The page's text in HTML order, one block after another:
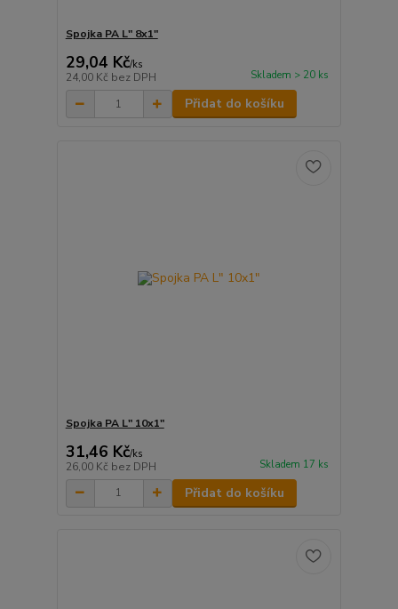
Spojka PA L" 8x1"
29,04 Kč/ks
24,00 Kč bez DPH Skladem > 20 ks
Přidat do košíku
Spojka PA L" 10x1"
31,46 Kč/ks
26,00 Kč bez DPH Skladem 17 ks
Přidat do košíku